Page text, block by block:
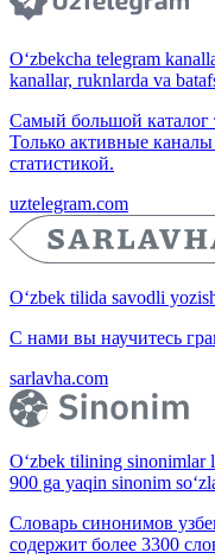
O‘zbekcha telegram
kanallar, ruknlarda va
Самый большой каталог
Только активные
статистикой.
uztelegram.com
O‘zbek tilida savodli
С нами вы научитесь
sarlavha.com
O‘zbek tilining sinonimlar
900 ga yaqin sinonim
Словарь синонимов
содержит более 3300